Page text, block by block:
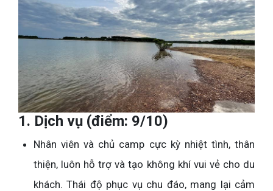
1. Dịch vụ (điểm: 9/10)
Nhân viên và chủ camp cực kỳ nhiệt tình, thân
thiện, luôn hỗ trợ và tạo không khí vui vẻ cho du
khách. Thái độ phục vụ chu đáo, mang lại cảm